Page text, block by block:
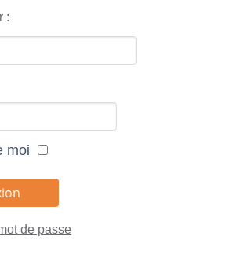
:
moi
de passe